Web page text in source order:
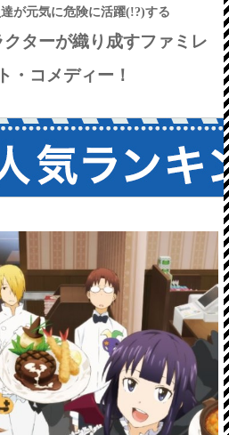
が元気に危険に活躍(!?)する
ターが織り成すファミレ
・コメディー！